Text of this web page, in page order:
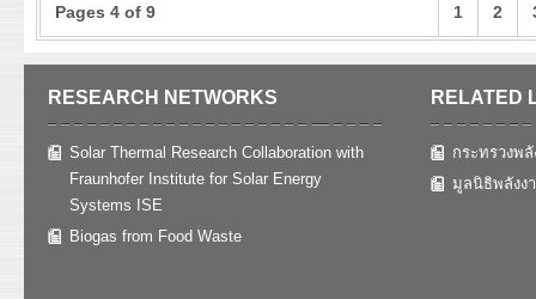
Pages 4 of 9 1 2
RESEARCH NETWORKS
Solar Thermal Research Collaboration with
Fraunhofer Institute for Solar Energy
Systems ISE
Biogas from Food Waste
RELATED
กระทรวงพลั
มูลนิธิพลังง